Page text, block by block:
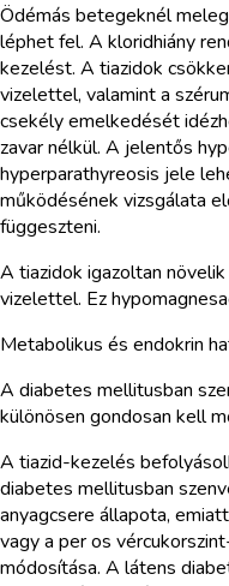
Ödémás betegeknél
léphet fel. A kloridhiány
kezelést. A tiazidok
vizelettel, valamint a
csekély emelkedését
zavar nélkül. A jelentős
hyperparathyreosis jele
működésének vizsgálata
függeszteni.
A tiazidok igazoltan
vizelettel. Ez
Metabolikus és endokrin
A diabetes mellitusban
különösen gondosan kell
A tiazid-kezelés
diabetes mellitusban
anyagcsere állapota,
vagy a per os
módosítása. A látens